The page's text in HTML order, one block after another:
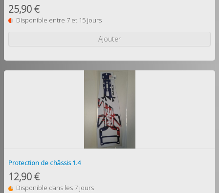
25,90 €
Disponible entre 7 et 15 jours
Ajouter
Protection de châssis 1.4
12,90 €
Disponible dans les 7 jours